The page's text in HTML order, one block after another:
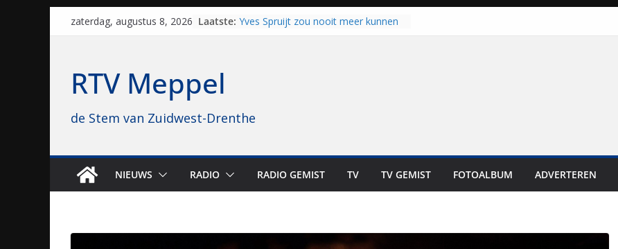
zaterdag, augustus 8, 2026 Laatste: Yves Spruijt zou nooit meer kunnen
bijna 1.000 zonnepanelen in gebruik
Hoogeveen over: “Dit is altijd een
topbioscoop geweest”
RTV Meppel
de Stem van Zuidwest-Drenthe
NIEUWS RADIO RADIO GEMIST TV TV GEMIST FOTOALBUM ADVERTEREN